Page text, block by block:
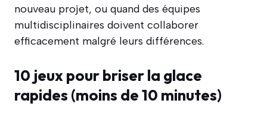
nouveau projet, ou quand des équipes
multidisciplinaires doivent collaborer
efficacement malgré leurs différences.
10 jeux pour briser la glace
rapides (moins de 10 minutes)